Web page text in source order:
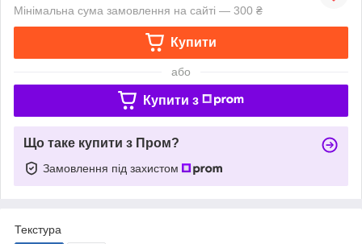
Мінімальна сума замовлення на сайті — 300 ₴
Купити
або
Купити з
Що таке купити з Пром?
Замовлення під захистом
Текстура